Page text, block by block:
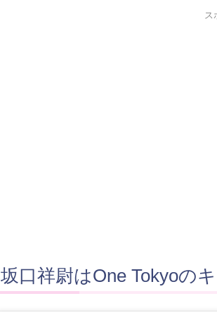
ス
坂口祥尉はOne Tokyoの